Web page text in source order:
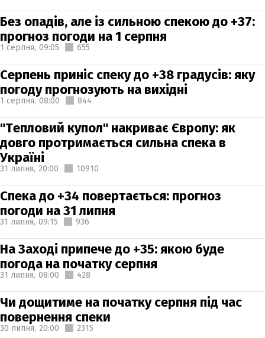
Без опадів, але із сильною спекою до +37:
прогноз погоди на 1 серпня
1 серпня, 09:05 655
Серпень приніс спеку до +38 градусів: яку
погоду прогнозують на вихідні
1 серпня, 08:00 844
"Тепловий купол" накриває Європу: як
довго протримається сильна спека в
Україні
31 липня, 20:00 10910
Спека до +34 повертається: прогноз
погоди на 31 липня
31 липня, 09:15 936
На Заході припече до +35: якою буде
погода на початку серпня
31 липня, 08:00 428
Чи дощитиме на початку серпня під час
повернення спеки
30 липня, 20:00 2315